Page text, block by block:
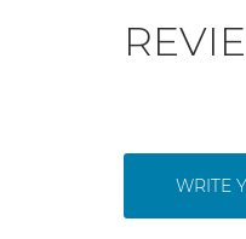
WRITE